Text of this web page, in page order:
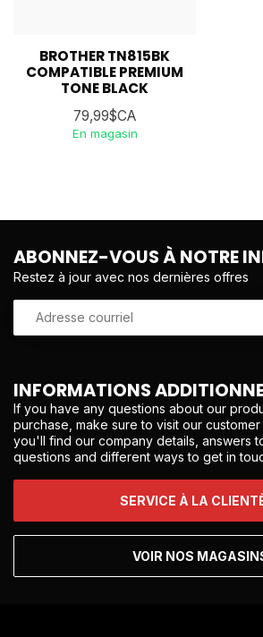
BROTHER TN815BK
COMPATIBLE PREMIUM
TONE BLACK
79,99$CA
En magasin
INFORMATIONS
If you have any questions about our
purchase, make sure to visit our
you'll find our company details, answers
questions and different ways to get in
SERVICE À LA
VOIR NOS
ABONNEZ-VOUS À NOTRE
Restez à jour avec nos dernières offres